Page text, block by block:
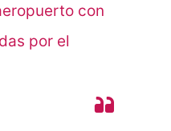
con
por el